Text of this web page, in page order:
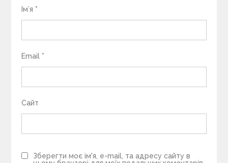
Ім’я *
Email *
Сайт
Зберегти моє ім'я, e-mail, та адресу сайту в